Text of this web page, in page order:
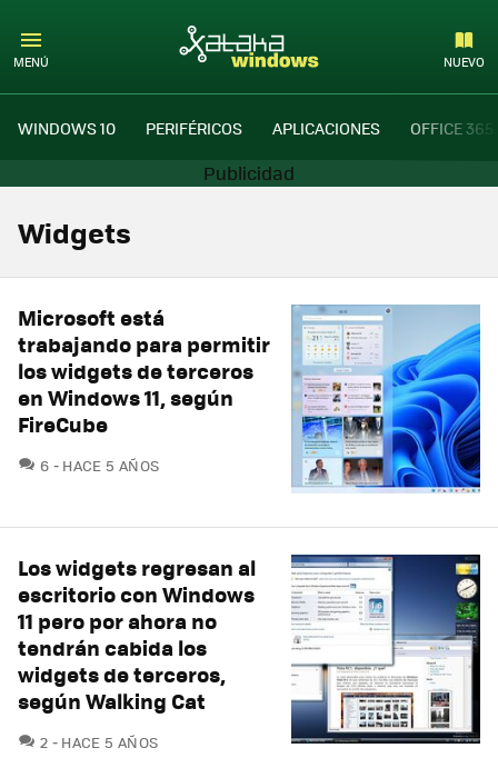
MENÚ NUEVO
WINDOWS 10 PERIFÉRICOS APLICACIONES OFFICE 365
Widgets
Microsoft está
trabajando para permitir
los widgets de terceros
en Windows 11, según
FireCube
6 COMENTARIOS
HACE 5 AÑOS
Los widgets regresan al
escritorio con Windows
11 pero por ahora no
tendrán cabida los
widgets de terceros,
según Walking Cat
2 COMENTARIOS
HACE 5 AÑOS